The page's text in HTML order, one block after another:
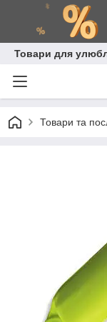
Товари для
Товари та